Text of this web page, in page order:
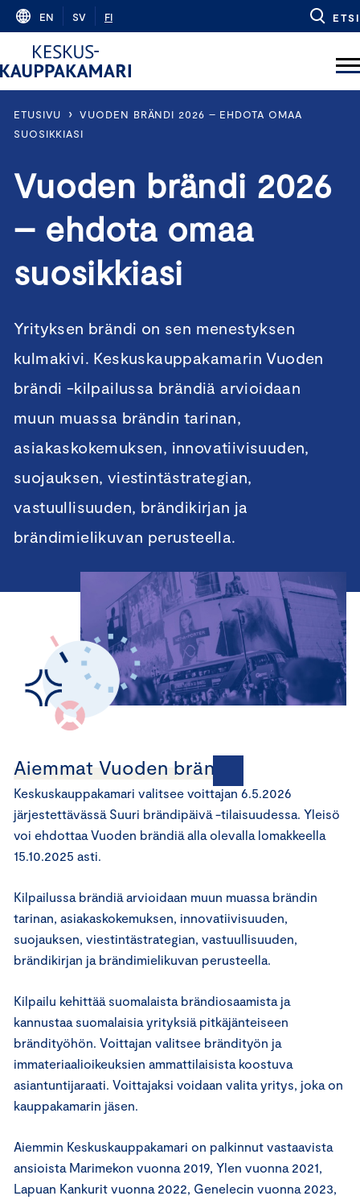
Skip
content
EN SV FI ETSI
ETUSIVU › VUODEN BRÄNDI 2026 – EHDOTA OMAA
SUOSIKKIASI
Vuoden brändi 2026
– ehdota omaa
suosikkiasi
Yrityksen brändi on sen menestyksen
kulmakivi. Keskuskauppakamarin Vuoden
brändi -kilpailussa brändiä arvioidaan
muun muassa brändin tarinan,
asiakaskokemuksen, innovatiivisuuden,
suojauksen, viestintästrategian,
vastuullisuuden, brändikirjan ja
brändimielikuvan perusteella.
Aiemmat Vuoden brändit:
Keskuskauppakamari valitsee voittajan 6.5.2026
järjestettävässä Suuri brändipäivä -tilaisuudessa. Yleisö
voi ehdottaa Vuoden brändiä alla olevalla lomakkeella
15.10.2025 asti.
Kilpailussa brändiä arvioidaan muun muassa brändin
tarinan, asiakaskokemuksen, innovatiivisuuden,
suojauksen, viestintästrategian, vastuullisuuden,
brändikirjan ja brändimielikuvan perusteella.
Kilpailu kehittää suomalaista brändiosaamista ja
kannustaa suomalaisia yrityksiä pitkäjänteiseen
brändityöhön. Voittajan valitsee brändityön ja
immateriaalioikeuksien ammattilaisista koostuva
asiantuntijaraati. Voittajaksi voidaan valita yritys, joka on
kauppakamarin jäsen.
Aiemmin Keskuskauppakamari on palkinnut vastaavista
ansioista Marimekon vuonna 2019, Ylen vuonna 2021,
Lapuan Kankurit vuonna 2022, Genelecin vuonna 2023,